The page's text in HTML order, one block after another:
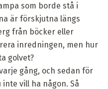
som borde stå i
är förskjutna längs
från böcker eller
inredningen, men hur
golvet?
gång, och sedan för
vill ha någon. Så